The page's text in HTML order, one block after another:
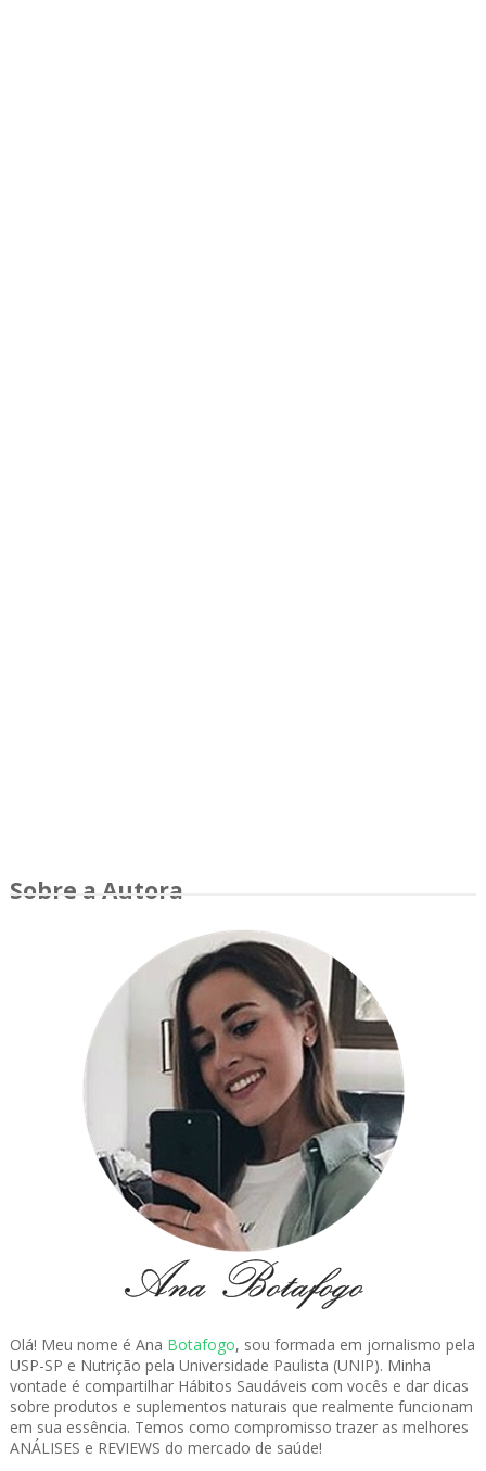
Sobre a Autora
Olá! Meu nome é Ana Botafogo, sou formada em jornalismo pela
USP-SP e Nutrição pela Universidade Paulista (UNIP). Minha
vontade é compartilhar Hábitos Saudáveis com vocês e dar dicas
sobre produtos e suplementos naturais que realmente funcionam
em sua essência. Temos como compromisso trazer as melhores
ANÁLISES e REVIEWS do mercado de saúde!